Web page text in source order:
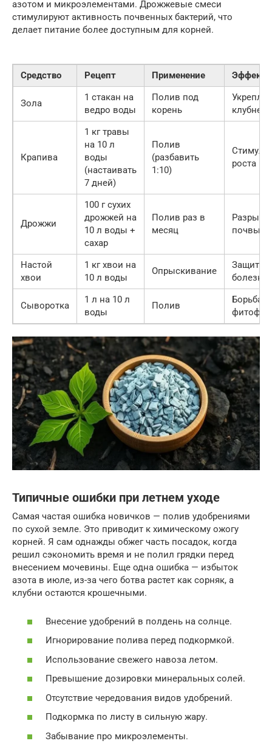
азотом и микроэлементами. Дрожжевые смеси
стимулируют активность почвенных бактерий, что
делает питание более доступным для корней.
Средство Рецепт Применение Эффект
Зола
1 стакан на
ведро воды
Полив под
корень
клубней
Крапива
1 кг травы
на 10 л
воды
(настаивать
7 дней)
Полив
(разбавить
1:10)
роста
Дрожжи
100 г сухих
дрожжей на
10 л воды +
сахар
Полив раз в
месяц
почвы
Настой
хвои
1 кг хвои на
10 л воды
Опрыскивание
Защита
Сыворотка
1 л на 10 л
воды
Полив
Борьба с
Типичные ошибки при летнем уходе
Самая частая ошибка новичков — полив удобрениями
по сухой земле. Это приводит к химическому ожогу
корней. Я сам однажды обжег часть посадок, когда
решил сэкономить время и не полил грядки перед
внесением мочевины. Еще одна ошибка — избыток
азота в июле, из-за чего ботва растет как сорняк, а
клубни остаются крошечными.
Внесение удобрений в полдень на солнце.
Игнорирование полива перед подкормкой.
Использование свежего навоза летом.
Превышение дозировки минеральных солей.
Отсутствие чередования видов удобрений.
Подкормка по листу в сильную жару.
Забывание про микроэлементы.